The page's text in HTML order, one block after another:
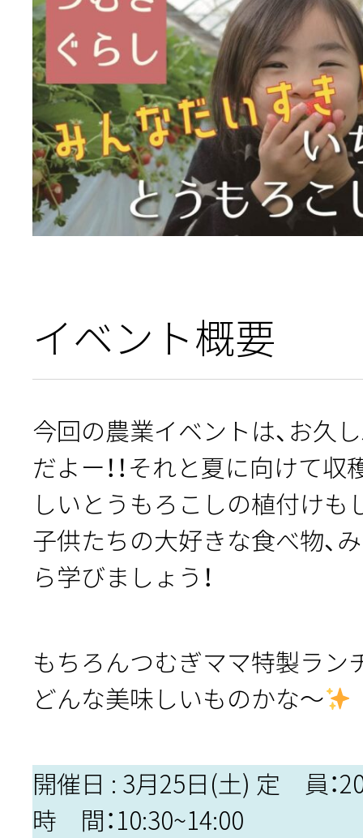
イベント概要
今回の農業イベントは、お久
だよー！！それと夏に向けて収
しいとうもろこしの植付けも
子供たちの大好きな食べ物、
ら学びましょう！
もちろんつむぎママ特製ラン
どんな美味しいものかな～
開催日 : 3月25日(土) 定 員：
時 間：10:30~14:00